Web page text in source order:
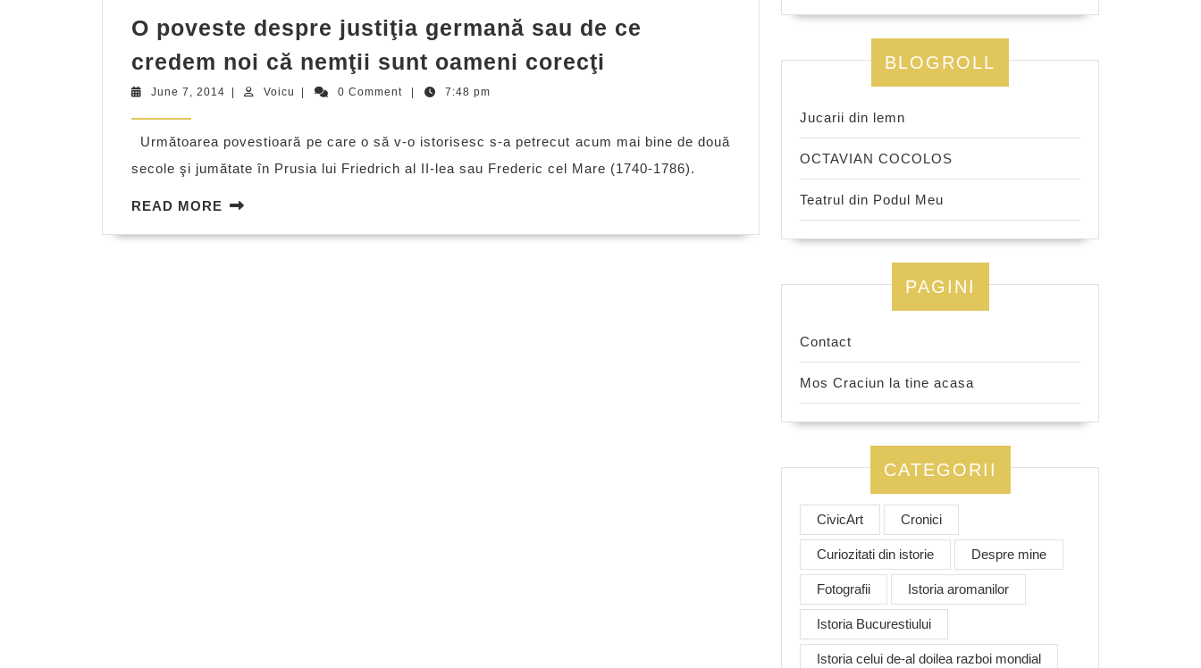
O poveste despre justiţia germană sau de ce
credem noi că nemţii sunt oameni corecţi
justiţia
germană
ce
June 7, 2014 June
| Voicu Voicu
| 0 Comment | 7:48 pm
Următoarea povestioară pe care o să v-o istorisesc s-a petrecut acum mai bine de două
secole şi jumătate în Prusia lui Friedrich al II-lea sau Frederic cel Mare (1740-1786).
READ MORE READ
BLOGROLL
Jucarii din lemn
OCTAVIAN COCOLOS
Teatrul din Podul Meu
PAGINI
Contact
Mos Craciun la tine acasa
CATEGORII
CivicArt Cronici
Curiozitati din istorie Despre mine
Fotografii Istoria aromanilor
Istoria Bucurestiului
Istoria celui de-al doilea razboi mondial